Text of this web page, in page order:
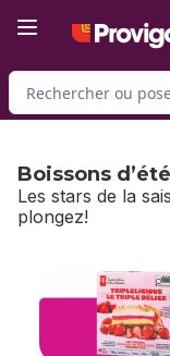
Rechercher des
Boissons
Les stars de la
plongez!